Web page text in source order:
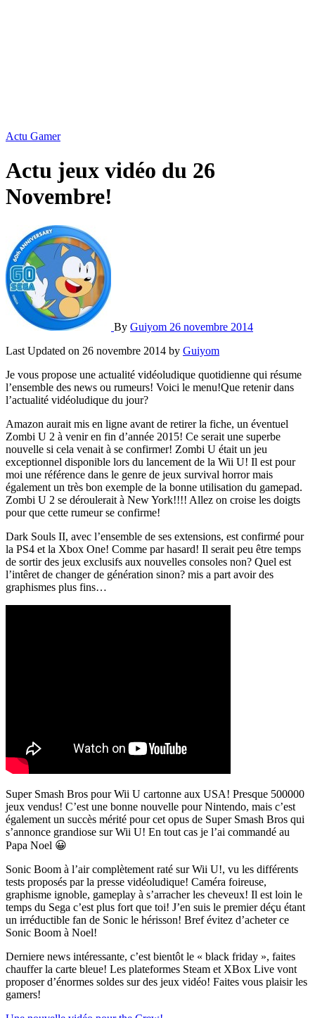
Actu Gamer
Actu jeux vidéo du 26
Novembre!
By Guiyom 26 novembre 2014
Last Updated on 26 novembre 2014 by Guiyom
Je vous propose une actualité vidéoludique quotidienne qui résume
l’ensemble des news ou rumeurs! Voici le menu!Que retenir dans
l’actualité vidéoludique du jour?
Amazon aurait mis en ligne avant de retirer la fiche, un éventuel
Zombi U 2 à venir en fin d’année 2015! Ce serait une superbe
nouvelle si cela venait à se confirmer! Zombi U était un jeu
exceptionnel disponible lors du lancement de la Wii U! Il est pour
moi une référence dans le genre de jeux survival horror mais
également un très bon exemple de la bonne utilisation du gamepad.
Zombi U 2 se déroulerait à New York!!!! Allez on croise les doigts
pour que cette rumeur se confirme!
Dark Souls II, avec l’ensemble de ses extensions, est confirmé pour
la PS4 et la Xbox One! Comme par hasard! Il serait peu être temps
de sortir des jeux exclusifs aux nouvelles consoles non? Quel est
l’intêret de changer de génération sinon? mis a part avoir des
graphismes plus fins…
Super Smash Bros pour Wii U cartonne aux USA! Presque 500000
jeux vendus! C’est une bonne nouvelle pour Nintendo, mais c’est
également un succès mérité pour cet opus de Super Smash Bros qui
s’annonce grandiose sur Wii U! En tout cas je l’ai commandé au
Papa Noel 😀
Sonic Boom à l’air complètement raté sur Wii U!, vu les différents
tests proposés par la presse vidéoludique! Caméra foireuse,
graphisme ignoble, gameplay à s’arracher les cheveux! Il est loin le
temps du Sega c’est plus fort que toi! J’en suis le premier déçu étant
un irréductible fan de Sonic le hérisson! Bref évitez d’acheter ce
Sonic Boom à Noel!
Derniere news intéressante, c’est bientôt le « black friday », faites
chauffer la carte bleue! Les plateformes Steam et XBox Live vont
proposer d’énormes soldes sur des jeux vidéo! Faites vous plaisir les
gamers!